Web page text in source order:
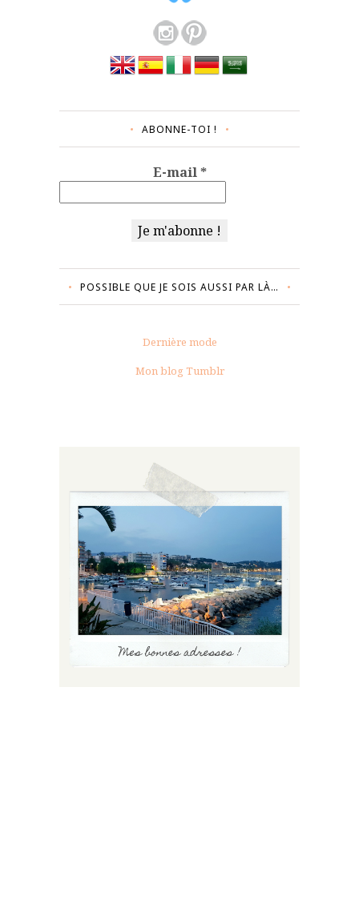
ABONNE-TOI !
E-mail*
POSSIBLE QUE JE SOIS AUSSI PAR LÀ…
Dernière mode
Mon blog Tumblr